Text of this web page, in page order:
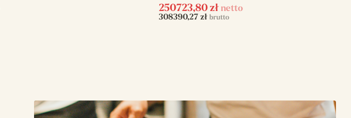
250723,80 zł netto
308390,27 zł brutto